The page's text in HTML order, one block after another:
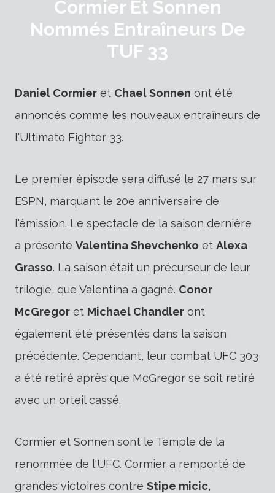
Cormier Et Sonnen
Nommés Entraîneurs De
TUF 33
Daniel Cormier et Chael Sonnen ont été
annoncés comme les nouveaux entraîneurs de
l'Ultimate Fighter 33.
Le premier épisode sera diffusé le 27 mars sur
ESPN, marquant le 20e anniversaire de
l'émission. Le spectacle de la saison dernière
a présenté Valentina Shevchenko et Alexa
Grasso. La saison était un précurseur de leur
trilogie, que Valentina a gagné. Conor
McGregor et Michael Chandler ont
également été présentés dans la saison
précédente. Cependant, leur combat UFC 303
a été retiré après que McGregor se soit retiré
avec un orteil cassé.
Cormier et Sonnen sont le Temple de la
renommée de l'UFC. Cormier a remporté de
grandes victoires contre Stipe micic,